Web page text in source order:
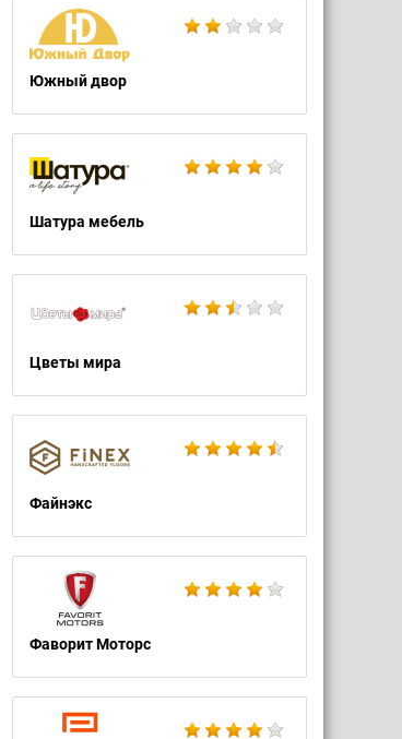
Южный двор
Шатура мебель
Цветы мира
Файнэкс
Фаворит Моторс